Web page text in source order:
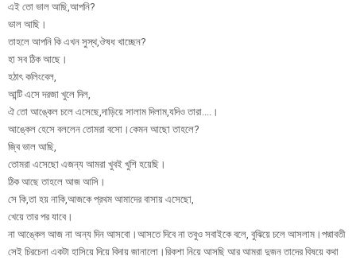
এই তো ভাল আছি,আপনি?
ভাল আছি।
তাহলে আপনি কি এখন সুস্থ,ঔষধ খাচ্ছেন?
হা সব ঠিক আছে।
হঠাৎ কলিংবেল,
আন্টি এসে দরজা খুলে দিল,
ঐ তো আঙ্কেল চলে এসেছে,দাড়িয়ে সালাম দিলাম,যদিও তারা....।
আঙ্কেল হেসে বললেন তোমরা বসো।কেমন আছো তাহলে?
জ্বি ভাল আছি,
তোমরা এসেছো এজন্য আমরা খুবই খুশি হয়েছি।
ঠিক আছে তাহলে আজ আসি।
সে কি,তা হয় নাকি,আজকে প্রথম আমাদের বাসায় এসেছো,
খেয়ে তার পর যাবে।
না আঙ্কেল আজ না অন্য দিন আসবো।আসতে দিবে না তবুও সবাইকে বলে, বুঝিয়ে চলে আসলাম।পদ্মাবতী
সেই চিরচেনা একটা হাসিয়ে দিয়ে বিদায় জানালো।রিকশা নিয়ে আসছি আর আমরা দুজন তাদের বিষয়ে কথা